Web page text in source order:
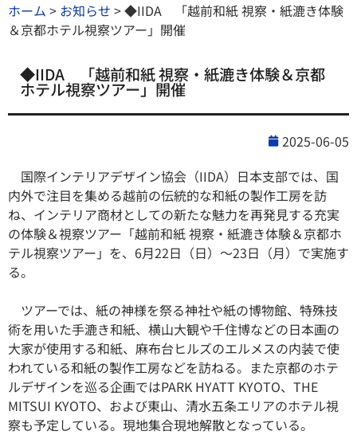
ホーム > お知らせ >◆IIDA 「越前和紙 視察・紙漉き体験
＆京都ホテル視察ツアー」開催
◆IIDA 「越前和紙 視察・紙漉き体験＆京都
ホテル視察ツアー」開催
2025-06-05
国際インテリアデザイン協会（IIDA）日本支部では、国
内外で注目を集める越前の伝統的な和紙の製作工房を訪
ね、インテリア商材としての新たな魅力を再発見する充実
の体験＆視察ツアー「越前和紙 視察・紙漉き体験＆京都ホ
テル視察ツアー」を、6月22日（日）～23日（月）で実施す
る。
ツアーでは、紙の神様を祭る神社や紙の博物館、特殊技
術を用いた手漉き和紙、横山大観や千住博などの日本画の
大家が使用する和紙、麻布台ヒルズのエルメスの内装で使
われている和紙の製作工房などを訪ねる。また京都のホテ
ルデザインを巡る企画ではPARK HYATT KYOTO、THE
MITSUI KYOTO、および東山、清水五条エリアのホテル視
察も予定している。現地集合現地解散となっている。